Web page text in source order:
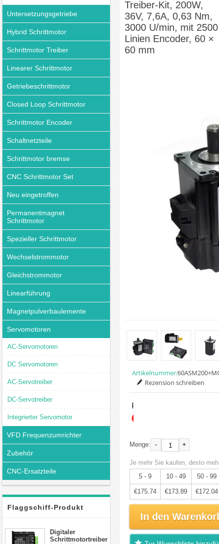
Untersetzungsgetriebe
Hybrid Schrittmotor
Schrittmotor Treiber
Linearer Schrittmotor
Getriebeschrittmotor
Closed Loop Schrittmotor
Schrittmotor Encoder
Schaltnetzteile
Schrittmotor bremse
CNC Schrittmotor Set
Neu eingetroffen
Permanentmagnet
Schrittmotor
Spezieller Schrittmotor
Wechselstrommotor
Gleichstrommotor
Linearführung
Magnetpulverbaulemente
Servomotoren
AC-Servomotoren
DC Servomotoren
AC-Servotreiber
DC-Servotreiber
Integrierter Servomotor
VFD Frequenzumrichter
Zubehör
CNC-Ersatzteile
Flaggschiff-Produkt
Digitaler
Schrittmotortreiber
Treiber-Kit, 200W,
36V, 7,6A, 0,63 Nm,
3000 U/min, mit 2500
Linien Encoder, 60 ×
60 mm
Artikelnummer:
Rezension schreiben
Preis:
€184.99
Menge: - +
Je mehr Sie kaufen, desto
5 - 9
10 - 49 50 - 99
€175.74 €173.89 €172.04
In den